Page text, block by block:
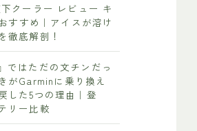
クーラー レビュー キ
すすめ｜アイスが溶け
徹底解剖！
ではただの文チンだっ
がGarminに乗り換え
した5つの理由｜登
リー比較